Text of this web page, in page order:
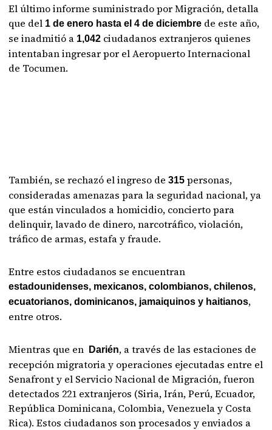
El último informe suministrado por Migración, detalla
que del 1 de enero hasta el 4 de diciembre de este año,
se inadmitió a 1,042 ciudadanos extranjeros quienes
intentaban ingresar por el Aeropuerto Internacional
de Tocumen.
También, se rechazó el ingreso de315 personas,
consideradas amenazas para la seguridad nacional, ya
que están vinculados a homicidio, concierto para
delinquir, lavado de dinero, narcotráfico, violación,
tráfico de armas, estafa y fraude.
Entre estos ciudadanos se encuentran
estadounidenses, mexicanos, colombianos, chilenos,
ecuatorianos, dominicanos, jamaiquinos y haitianos,
entre otros.
Mientras que en Darién, a través de las estaciones de
recepción migratoria y operaciones ejecutadas entre el
Senafront y el Servicio Nacional de Migración, fueron
detectados 221 extranjeros (Siria, Irán, Perú, Ecuador,
República Dominicana, Colombia, Venezuela y Costa
Rica). Estos ciudadanos son procesados y enviados a